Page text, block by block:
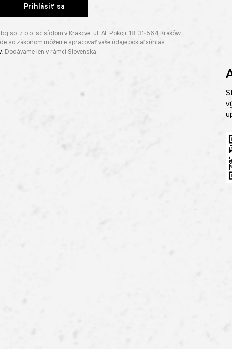
Prihlásiť sa
z o.o. so sídlom v Krakove, ul. Al. Pokoju 18, 31-564 Kraków.
so zákonom môžeme spracovať vaše údaje pokiaľ súhlas
. Dodávame len v rámci Slovenska.